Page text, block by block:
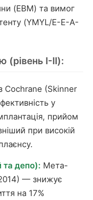
(EBM) та вимог
(YMYL/E-E-A-
(рівень I-II):
Cochrane (Skinner
у
прийом
при високій
та депо): Мета-
— знижує
на 17%